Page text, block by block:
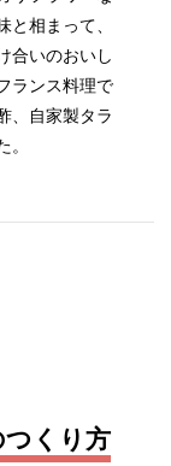
と相まって、
合いのおいし
ランス料理で
、自家製タラ
。
くり方